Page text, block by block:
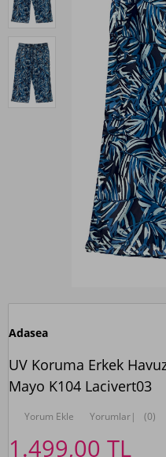
Adasea
UV Koruma Erkek
Mayo K104 Lacivert03
Yorum Ekle Yorumlar| (0)
1.499,00 TL